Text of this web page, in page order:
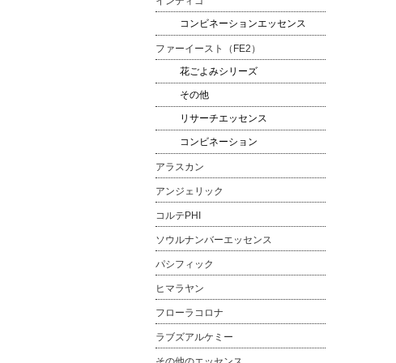
コンビネーションエッセンス
ファーイースト（FE2）
花ごよみシリーズ
その他
リサーチエッセンス
コンビネーション
アラスカン
アンジェリック
コルテPHI
ソウルナンバーエッセンス
パシフィック
ヒマラヤン
フローラコロナ
ラブズアルケミー